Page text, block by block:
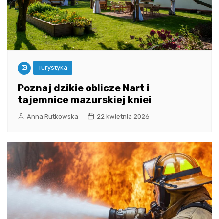
Turystyka
Poznaj dzikie oblicze Nart i
tajemnice mazurskiej kniei
Anna Rutkowska 22 kwietnia 2026